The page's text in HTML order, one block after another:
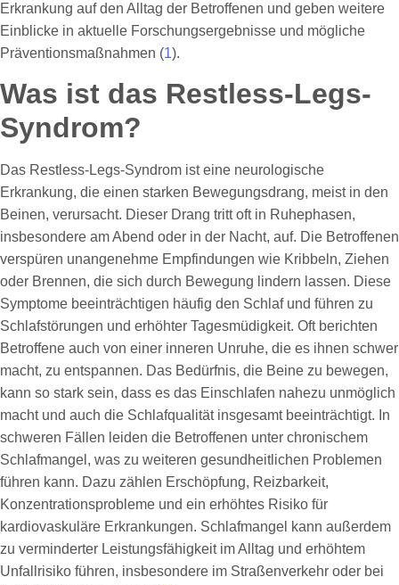
Erkrankung auf den Alltag der Betroffenen und geben weitere
Einblicke in aktuelle Forschungsergebnisse und mögliche
Präventionsmaßnahmen (1).
Was ist das Restless-Legs-
Syndrom?
Das Restless-Legs-Syndrom ist eine neurologische
Erkrankung, die einen starken Bewegungsdrang, meist in den
Beinen, verursacht. Dieser Drang tritt oft in Ruhephasen,
insbesondere am Abend oder in der Nacht, auf. Die Betroffenen
verspüren unangenehme Empfindungen wie Kribbeln, Ziehen
oder Brennen, die sich durch Bewegung lindern lassen. Diese
Symptome beeinträchtigen häufig den Schlaf und führen zu
Schlafstörungen und erhöhter Tagesmüdigkeit. Oft berichten
Betroffene auch von einer inneren Unruhe, die es ihnen schwer
macht, zu entspannen. Das Bedürfnis, die Beine zu bewegen,
kann so stark sein, dass es das Einschlafen nahezu unmöglich
macht und auch die Schlafqualität insgesamt beeinträchtigt. In
schweren Fällen leiden die Betroffenen unter chronischem
Schlafmangel, was zu weiteren gesundheitlichen Problemen
führen kann. Dazu zählen Erschöpfung, Reizbarkeit,
Konzentrationsprobleme und ein erhöhtes Risiko für
kardiovaskuläre Erkrankungen. Schlafmangel kann außerdem
zu verminderter Leistungsfähigkeit im Alltag und erhöhtem
Unfallrisiko führen, insbesondere im Straßenverkehr oder bei